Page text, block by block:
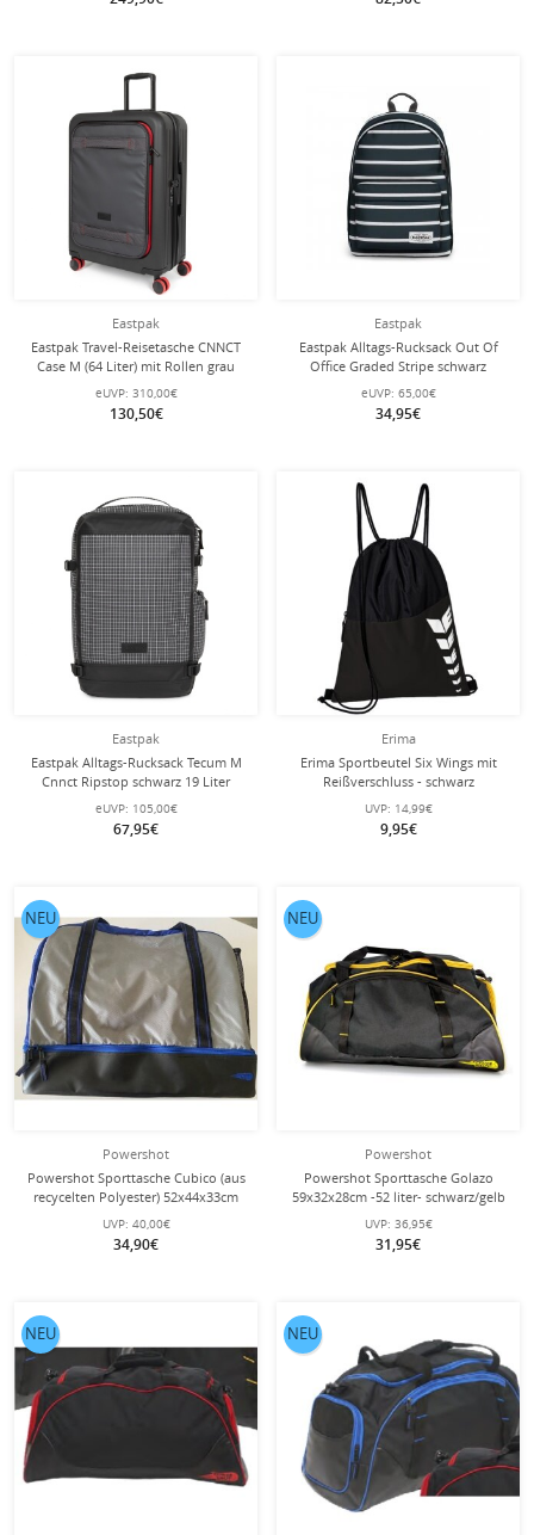
Eastpak
Eastpak Travel-Reisetasche CNNCT
Case M (64 Liter) mit Rollen grau
eUVP: 310,00€
130,50€
Eastpak
Eastpak Alltags-Rucksack Out Of
Office Graded Stripe schwarz
gestreift 27 Liter
eUVP: 65,00€
34,95€
Eastpak
Eastpak Alltags-Rucksack Tecum M
Cnnct Ripstop schwarz 19 Liter
eUVP: 105,00€
67,95€
Erima
Erima Sportbeutel Six Wings mit
Reißverschluss - schwarz
UVP: 14,99€
9,95€
Powershot
Powershot Sporttasche Cubico (aus
recycelten Polyester) 52x44x33cm
-75 liter- schwarz/blau
UVP: 40,00€
34,90€
NEU
Powershot
Powershot Sporttasche Golazo
59x32x28cm -52 liter- schwarz/gelb
UVP: 36,95€
31,95€
NEU
NEU NEU